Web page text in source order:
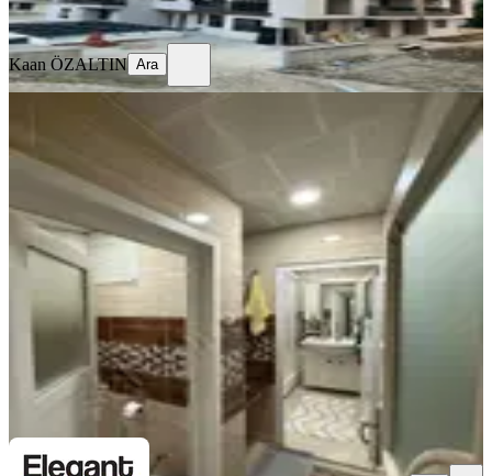
Ara
Kaan ÖZALTIN Ara
Merkez, Bağdatlı Mahallesi
3+1·130 m² 4. Kat·15.07.2026
3.500.000 ₺
ELEGANT LİFE GAYRİMENKUL Mustafa Öztürk